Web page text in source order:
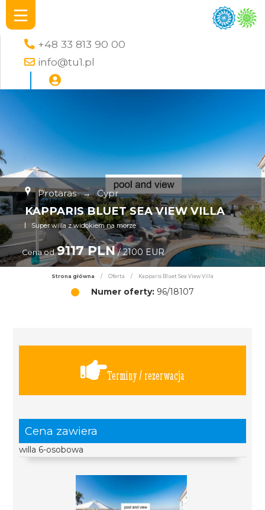
+48 33 813 90 00
info@tu1.pl
Protaras → Cypr
KAPPARIS BLUET SEA VIEW VILLA
Super willa z widokiem na morze
Cena od 9117 PLN/ 2100 EUR
Strona główna / Oferta / Kapparis Bluet Sea View Villa
Numer oferty: 96/18107
Terminy / rezerwacja
Cena zawiera
willa 6-osobowa